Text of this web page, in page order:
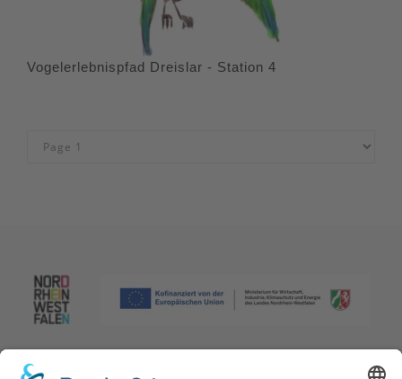
Vogelerlebnispfad Dreislar - Station 4